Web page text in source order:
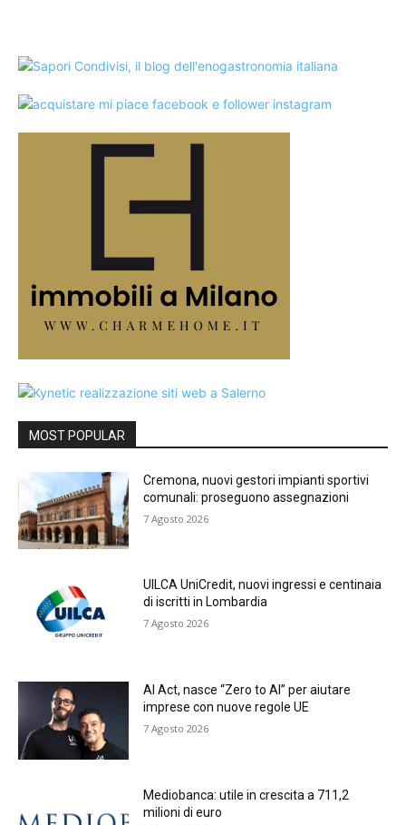
MOST POPULAR
Cremona, nuovi gestori impianti sportivi
comunali: proseguono assegnazioni
7 Agosto 2026
UILCA UniCredit, nuovi ingressi e centinaia
di iscritti in Lombardia
7 Agosto 2026
AI Act, nasce “Zero to AI” per aiutare
imprese con nuove regole UE
7 Agosto 2026
Mediobanca: utile in crescita a 711,2
milioni di euro